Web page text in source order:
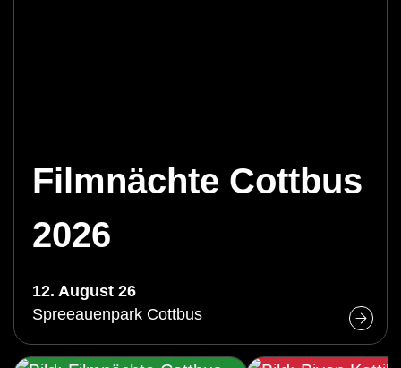
Filmnächte Cottbus
2026
12. August 26
Spreeauenpark Cottbus